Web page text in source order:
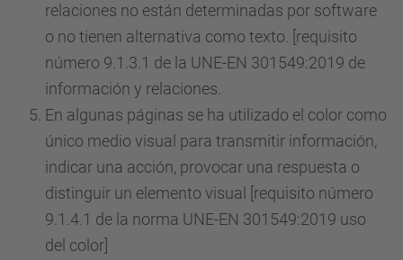
relaciones no están determinadas por software
o no tienen alternativa como texto. [requisito
número 9.1.3.1 de la UNE-EN 301549:2019 de
información y relaciones.
En algunas páginas se ha utilizado el color como
único medio visual para transmitir información,
indicar una acción, provocar una respuesta o
distinguir un elemento visual [requisito número
9.1.4.1 de la norma UNE-EN 301549:2019 uso
del color]